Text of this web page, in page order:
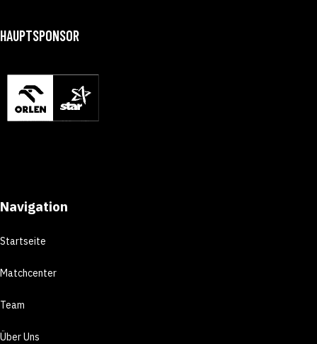
HAUPTSPONSOR
Navigation
Startseite
Matchcenter
Team
Über Uns